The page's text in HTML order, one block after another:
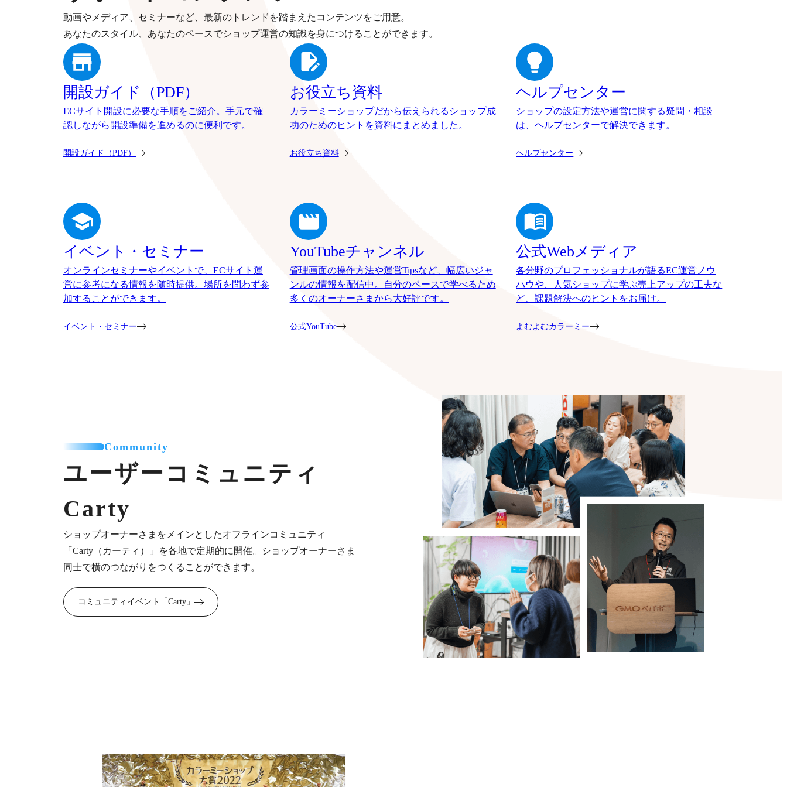
動画やメディア、セミナーなど、最新のトレンドを踏まえたコンテンツをご用意。
あなたのスタイル、あなたのペースでショップ運営の知識を身につけることができます。
開設ガイド（PDF）
ECサイト開設に必要な手順をご紹介。手元で確
認しながら開設準備を進めるのに便利です。
開設ガイド（PDF）
お役立ち資料
カラーミーショップだから伝えられるショップ成
功のためのヒントを資料にまとめました。
お役立ち資料
ヘルプセンター
ショップの設定方法や運営に関する疑問・相談
は、ヘルプセンターで解決できます。
ヘルプセンター
イベント・セミナー
オンラインセミナーやイベントで、ECサイト運
営に参考になる情報を随時提供。場所を問わず参
加することができます。
イベント・セミナー
YouTubeチャンネル
管理画面の操作方法や運営Tipsなど、幅広いジャ
ンルの情報を配信中。自分のペースで学べるため
多くのオーナーさまから大好評です。
公式YouTube
公式Webメディア
各分野のプロフェッショナルが語るEC運営ノウ
ハウや、人気ショップに学ぶ売上アップの工夫な
ど、課題解決へのヒントをお届け。
よむよむカラーミー
Community
ユーザーコミュニティ
Carty
ショップオーナーさまをメインとしたオフラインコミュニティ
「Carty（カーティ）」を各地で定期的に開催。ショップオーナーさま
同士で横のつながりをつくることができます。
コミュニティイベント「Carty」